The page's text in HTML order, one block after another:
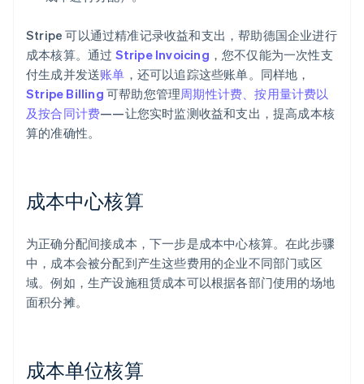
Stripe 可以通过精准记录收益和支出，帮助德国企业进行
成本核算。通过 Stripe Invoicing ，您不仅能为一次性支
付生成并发送账单 ，还可以追踪这些账单。同样地，
Stripe Billing 可帮助您管理周期性计费、按用量计费以
及按合同计费——让您实时监测收益和支出，提高成本核
算的准确性。
成本中心核算
为正确分配间接成本，下一步是成本中心核算。在此步骤
中，成本会被分配到产生这些费用的企业不同部门或区
域。例如，生产设施租赁成本可以根据各部门使用的场地
面积分摊。
成本单位核算